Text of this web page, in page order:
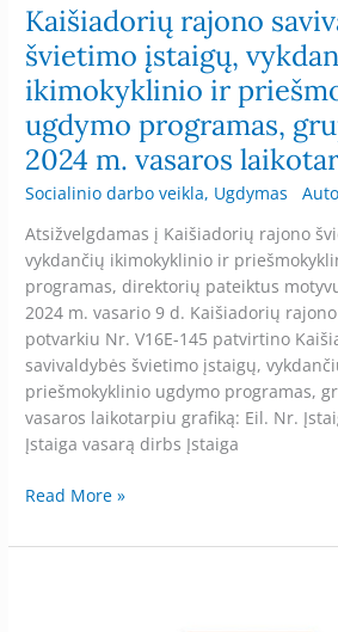
Kaišiadorių rajono
švietimo įstaigų,
ikimokyklinio ir
ugdymo programas,
2024 m. vasaros
Socialinio darbo veikla, Ugdymas
Atsižvelgdamas į Kaišiadorių rajono
vykdančių ikimokyklinio ir
programas, direktorių pateiktus
2024 m. vasario 9 d. Kaišiadorių
potvarkiu Nr. V16E-145 patvirtino
savivaldybės švietimo įstaigų,
priešmokyklinio ugdymo programas,
vasaros laikotarpiu grafiką: Eil. Nr.
Įstaiga vasarą dirbs Įstaiga
darbo
2024
m.
vasaros
laikotarpiu
grafikas
Read More »